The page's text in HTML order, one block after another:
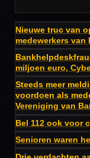
Nieuwe truc van
medewerkers van
miljoen euro,
Steeds meer
voordoen als
Vereniging van
Bel 112 ook voor
Senioren waren